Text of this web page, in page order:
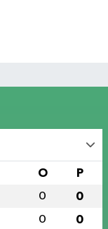
O P
0 0
0 0